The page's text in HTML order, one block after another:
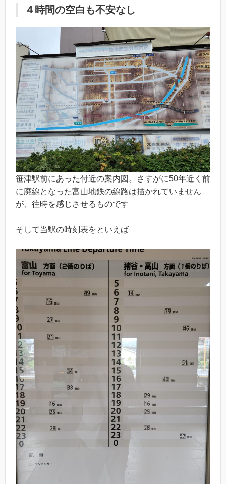
４時間の空白も不安なし
笹津駅前にあった付近の案内図。さすがに50年近く前
に廃線となった富山地鉄の線路は描かれていません
が、往時を感じさせるものです
そして当駅の時刻表をといえば